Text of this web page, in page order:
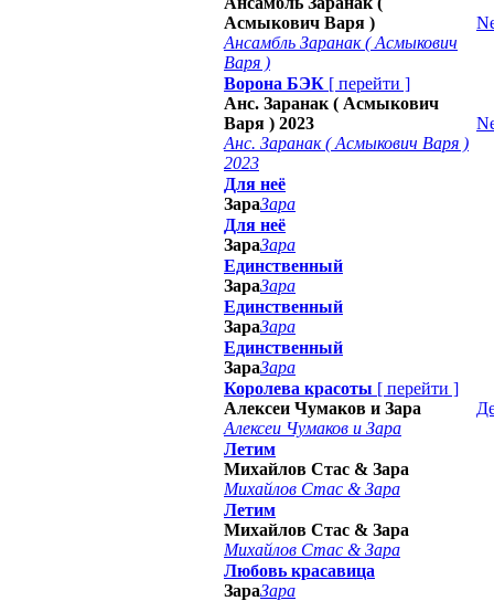
Асмыкович Варя )
Ансамбль Заранак ( Асмыкович
Варя )
Ворона БЭК [ перейти ]
Анс. Заранак ( Асмыкович
Варя ) 2023
Анс. Заранак ( Асмыкович Варя )
2023
Для неё
ЗараЗара
Для неё
ЗараЗара
Единственный
ЗараЗара
Единственный
ЗараЗара
Единственный
ЗараЗара
Королева красоты [ перейти ]
Алексеи Чумаков и Зара
Алексеи Чумаков и Зара
Летим
Михайлов Стас & Зара
Михайлов Стас & Зара
Летим
Михайлов Стас & Зара
Михайлов Стас & Зара
Любовь красавица
ЗараЗара